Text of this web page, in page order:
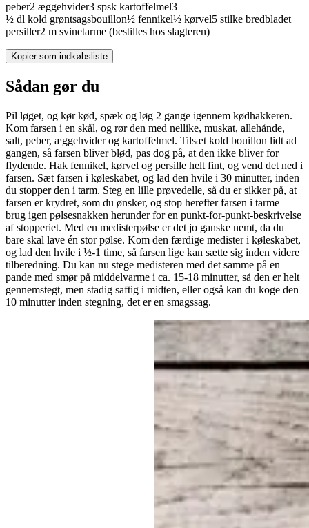
peber2 æggehvider3 spsk kartoffelmel3
½ dl kold grøntsagsbouillon½ fennikel½ kørvel5 stilke bredbladet
persiller2 m svinetarme (bestilles hos slagteren)
Kopier som indkøbsliste
Sådan gør du
Pil løget, og kør kød, spæk og løg 2 gange igennem kødhakkeren.
Kom farsen i en skål, og rør den med nellike, muskat, allehånde,
salt, peber, æggehvider og kartoffelmel. Tilsæt kold bouillon lidt ad
gangen, så farsen bliver blød, pas dog på, at den ikke bliver for
flydende. Hak fennikel, kørvel og persille helt fint, og vend det ned i
farsen. Sæt farsen i køleskabet, og lad den hvile i 30 minutter, inden
du stopper den i tarm. Steg en lille prøvedelle, så du er sikker på, at
farsen er krydret, som du ønsker, og stop herefter farsen i tarme –
brug igen pølsesnakken herunder for en punkt-for-punkt-beskrivelse
af stopperiet. Med en medisterpølse er det jo ganske nemt, da du
bare skal lave én stor pølse. Kom den færdige medister i køleskabet,
og lad den hvile i ½-1 time, så farsen lige kan sætte sig inden videre
tilberedning. Du kan nu stege medisteren med det samme på en
pande med smør på middelvarme i ca. 15-18 minutter, så den er helt
gennemstegt, men stadig saftig i midten, eller også kan du koge den
10 minutter inden stegning, det er en smagssag.